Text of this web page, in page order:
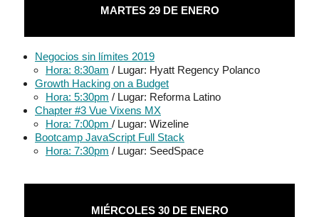
MARTES 29 DE ENERO
Negocios sin límites 2019
Hora: 8:30am / Lugar: Hyatt Regency Polanco
Growth Hacking on a Budget
Hora: 5:30pm / Lugar: Reforma Latino
Chapter #3 Vue Vixens MX
Hora: 7:00pm / Lugar: Wizeline
Bootcamp JavaScript Full Stack
Hora: 7:30pm / Lugar: SeedSpace
MIÉRCOLES 30 DE ENERO